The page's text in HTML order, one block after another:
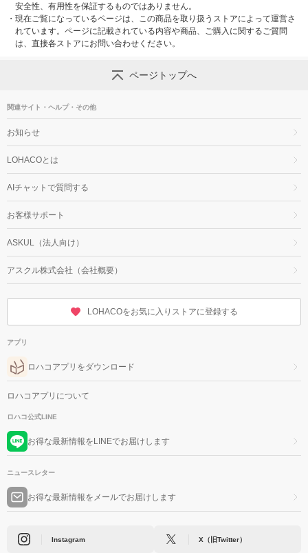
安全性、有用性を保証するものではありません。
・ 現在ご覧になっているページは、この商品を取り扱うストアによって運営さ
れています。ページに記載されている内容や商品、ご購入に関するご質問
は、直接各ストアにお問い合わせください。
ページトップへ
関連サイト・ヘルプ・その他
お知らせ
LOHACOとは
AIチャットで質問する
お客様サポート
ASKUL（法人向け）
アスクル株式会社（会社概要）
LOHACOをお気に入りストアに登録する
アプリ
ロハコアプリをダウンロード
ロハコアプリについて
ロハコ公式LINE
お得な最新情報をLINEでお届けします
ニュースレター
お得な最新情報をメールでお届けします
Instagram X（旧Twitter）